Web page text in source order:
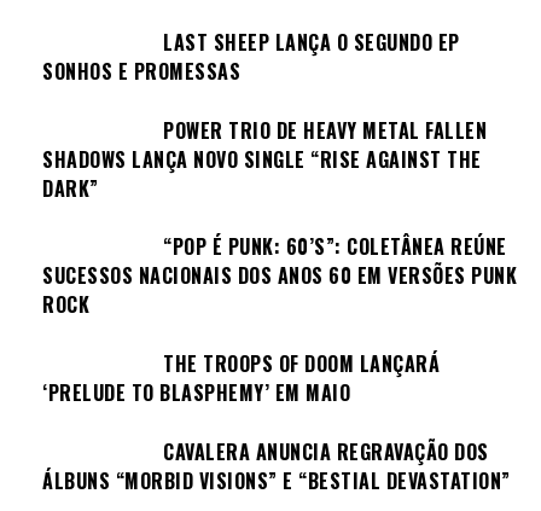
LAST SHEEP LANÇA O SEGUNDO EP
SONHOS E PROMESSAS
POWER TRIO DE HEAVY METAL FALLEN
SHADOWS LANÇA NOVO SINGLE “RISE AGAINST THE
DARK”
“POP É PUNK: 60’S”: COLETÂNEA REÚNE
SUCESSOS NACIONAIS DOS ANOS 60 EM VERSÕES PUNK
ROCK
THE TROOPS OF DOOM LANÇARÁ
‘PRELUDE TO BLASPHEMY’ EM MAIO
CAVALERA ANUNCIA REGRAVAÇÃO DOS
ÁLBUNS “MORBID VISIONS” E “BESTIAL DEVASTATION”